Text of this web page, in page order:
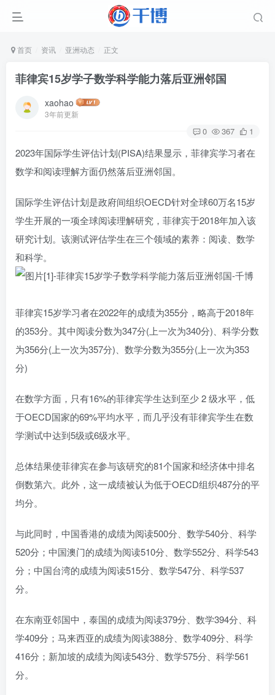
首页 资讯 亚洲动态 正文
菲律宾15岁学子数学科学能力落后亚洲邻国
xaohao
3年前更新
0 367 1
2023年国际学生评估计划(PISA)结果显示，菲律宾学习者在
数学和阅读理解方面仍然落后亚洲邻国。
国际学生评估计划是政府间组织OECD针对全球60万名15岁
学生开展的一项全球阅读理解研究，菲律宾于2018年加入该
研究计划。该测试评估学生在三个领域的素养：阅读、数学
和科学。
菲律宾15岁学习者在2022年的成绩为355分，略高于2018年
的353分。其中阅读分数为347分(上一次为340分)、科学分数
为356分(上一次为357分)、数学分数为355分(上一次为353
分)
在数学方面，只有16%的菲律宾学生达到至少 2 级水平，低
于OECD国家的69%平均水平，而几乎没有菲律宾学生在数
学测试中达到5级或6级水平。
总体结果使菲律宾在参与该研究的81个国家和经济体中排名
倒数第六。此外，这一成绩被认为低于OECD组织487分的平
均分。
与此同时，中国香港的成绩为阅读500分、数学540分、科学
520分；中国澳门的成绩为阅读510分、数学552分、科学543
分；中国台湾的成绩为阅读515分、数学547分、科学537
分。
在东南亚邻国中，泰国的成绩为阅读379分、数学394分、科
学409分；马来西亚的成绩为阅读388分、数学409分、科学
416分；新加坡的成绩为阅读543分、数学575分、科学561
分。